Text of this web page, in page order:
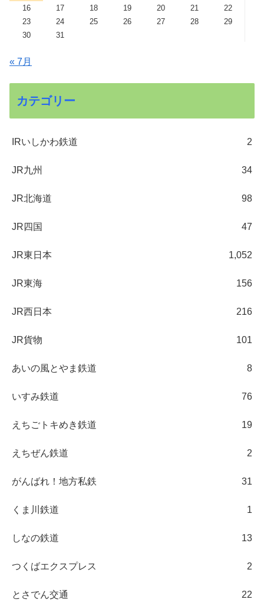
16
17 18 19 20 21
22
23
24 25 26 27 28
29
30
31
« 7月
カテゴリー
IRいしかわ鉄道 2
JR九州 34
JR北海道 98
JR四国 47
JR東日本 1,052
JR東海 156
JR西日本 216
JR貨物 101
あいの風とやま鉄道 8
いすみ鉄道 76
えちごトキめき鉄道 19
えちぜん鉄道 2
がんばれ！地方私鉄 31
くま川鉄道 1
しなの鉄道 13
つくばエクスプレス 2
とさでん交通 22